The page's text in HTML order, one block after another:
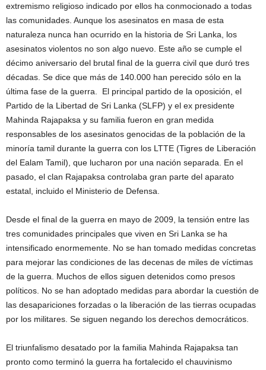
extremismo religioso indicado por ellos ha conmocionado a todas
las comunidades. Aunque los asesinatos en masa de esta
naturaleza nunca han ocurrido en la historia de Sri Lanka, los
asesinatos violentos no son algo nuevo. Este año se cumple el
décimo aniversario del brutal final de la guerra civil que duró tres
décadas. Se dice que más de 140.000 han perecido sólo en la
última fase de la guerra. El principal partido de la oposición, el
Partido de la Libertad de Sri Lanka (SLFP) y el ex presidente
Mahinda Rajapaksa y su familia fueron en gran medida
responsables de los asesinatos genocidas de la población de la
minoría tamil durante la guerra con los LTTE (Tigres de Liberación
del Ealam Tamil), que lucharon por una nación separada. En el
pasado, el clan Rajapaksa controlaba gran parte del aparato
estatal, incluido el Ministerio de Defensa.
Desde el final de la guerra en mayo de 2009, la tensión entre las
tres comunidades principales que viven en Sri Lanka se ha
intensificado enormemente. No se han tomado medidas concretas
para mejorar las condiciones de las decenas de miles de víctimas
de la guerra. Muchos de ellos siguen detenidos como presos
políticos. No se han adoptado medidas para abordar la cuestión de
las desapariciones forzadas o la liberación de las tierras ocupadas
por los militares. Se siguen negando los derechos democráticos.
El triunfalismo desatado por la familia Mahinda Rajapaksa tan
pronto como terminó la guerra ha fortalecido el chauvinismo